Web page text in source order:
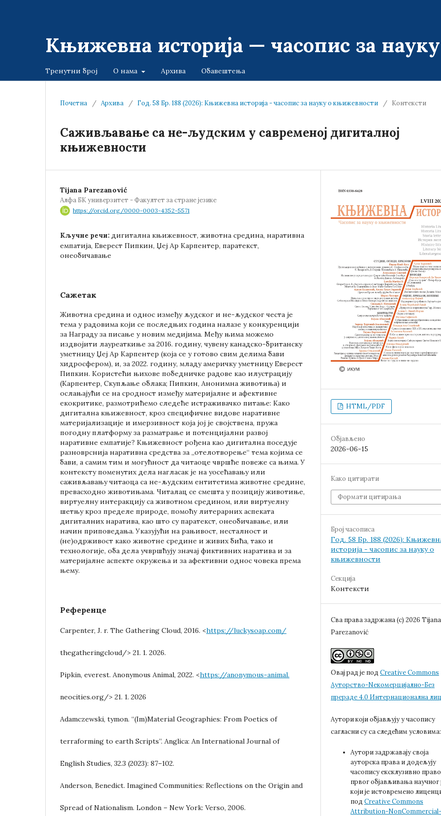
Књижевна историја — часопис за
Тренутни број О нама Архива Обавештења
Почетна / Архива / Год. 58 Бр. 188 (2026): Књижевна историја - часопис за науку о књижевности / Контексти
Саживљавање са не-људским у савременој дигиталној
књижевности
Tijana Parezanović
Алфа БК универзитет - Факултет за стране језике
https://orcid.org/0000-0003-4352-5571
Кључне речи: дигитална књижевност, животна средина, наративна
емпатија, Еверест Пипкин, Џеј Ар Карпентер, паратекст,
онеобичавање
Сажетак
Животна средина и однос између људског и не-људског честа је
тема у радовима који се последњих година налазе у конкуренцији
за Награду за писање у новим медијима. Међу њима можемо
издвојити лауреаткиње за 2016. годину, чувену канадско-британску
уметницу Џеј Ар Карпентер (која се у готово свим делима бави
хидросфером), и, за 2022. годину, младу америчку уметницу Еверест
Пипкин. Користећи њихове победничке радове као илустрацију
(Карпентер, Скупљање облака; Пипкин, Анонимна животиња) и
ослањајући се на сродност између материјалне и афективне
екокритике, размотрићемо следеће истраживачко питање: Како
дигитална књижевност, кроз специфичне видове наративне
материјализације и имерзивност која јој је својствена, пружа
погодну платформу за разматрање и потенцијални развој
наративне емпатије? Књижевност рођена као дигитална поседује
разноврснија наративна средства за „отелотворење“ тема којима се
бави, а самим тим и могућност да читаоце чвршће повеже са њима. У
контексту поменутих дела нагласак је на уосећавању или
саживљавању читаоца са не-људским ентитетима животне средине,
превасходно животињама. Читалац се смешта у позицију животиње,
виртуелну интеракцију са животном средином, или виртуелну
шетњу кроз пределе природе, помоћу литерарних аспеката
дигиталних наратива, као што су паратекст, онеобичавање, или
начин приповедања. Указујући на рањивост, несталност и
(не)одрживост како животне средине и живих бића, тако и
технологије, оба дела учвршћују значај фиктивних наратива и за
материјалне аспекте окружења и за афективни однос човека према
њему.
Референце
Carpenter, J. r. The Gathering Cloud, 2016. <https://luckysoap.com/
thegatheringcloud/> 21. 1. 2026.
Pipkin, everest. Anonymous Animal, 2022. <https://anonymous-animal.
neocities.org/> 21. 1. 2026
Adamczewski, tymon. “(Im)Material Geographies: From Poetics of
terraforming to earth Scripts”. Anglica: An International Journal of
English Studies, 32.3 (2023): 87–102.
Anderson, Benedict. Imagined Communities: Reflections on the Origin and
Spread of Nationalism. London – New York: Verso, 2006.
HTML/PDF
Објављено
2026-06-15
Како цитирати
Формати цитирања
Број часописа
Год. 58 Бр. 188 (2026):
историја - часопис за науку о
књижевности
Секција
Контексти
Сва права задржана (c) 2026 Tijana
Parezanović
Овај рад је под Creative Commons
Aуторство-Nекомерцијално-Без
прераде 4.0 Интернационална
Аутори који објављују у часопису
сагласни су са следећим
Аутори задржавају своја
ауторска права и додељују
часопису ексклузивно право
првог објављивања научног
који је истовремено
под Creative Commons
Attribution-NonCommercial-